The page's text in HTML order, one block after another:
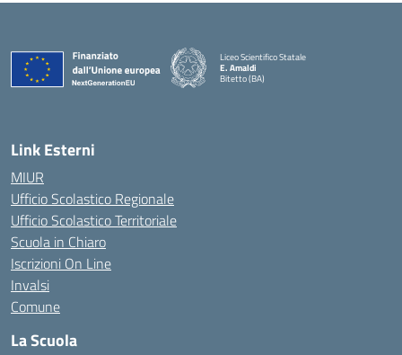
Liceo Scientifico Statale
E. Amaldi
Bitetto (BA)
Link Esterni
MIUR
Ufficio Scolastico Regionale
Ufficio Scolastico Territoriale
Scuola in Chiaro
Iscrizioni On Line
Invalsi
Comune
La Scuola